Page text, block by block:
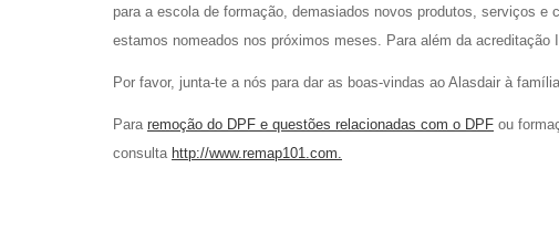
para a escola de formação, demasiados novos produtos, serviços
estamos nomeados nos próximos meses. Para além da acreditação
Por favor, junta-te a nós para dar as boas-vindas ao Alasdair à
Para remoção do DPF e questões relacionadas com o DPF ou
consulta http://www.remap101.com.